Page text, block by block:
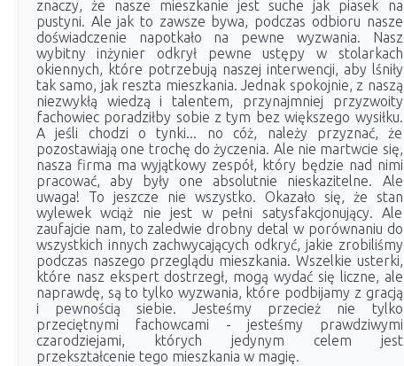
znaczy, że nasze mieszkanie jest suche jak piasek na
pustyni. Ale jak to zawsze bywa, podczas odbioru nasze
doświadczenie napotkało na pewne wyzwania. Nasz
wybitny inżynier odkrył pewne ustępy w stolarkach
okiennych, które potrzebują naszej interwencji, aby lśniły
tak samo, jak reszta mieszkania. Jednak spokojnie, z naszą
niezwykłą wiedzą i talentem, przynajmniej przyzwoity
fachowiec poradziłby sobie z tym bez większego wysiłku.
A jeśli chodzi o tynki... no cóż, należy przyznać, że
pozostawiają one trochę do życzenia. Ale nie martwcie się,
nasza firma ma wyjątkowy zespół, który będzie nad nimi
pracować, aby były one absolutnie nieskazitelne. Ale
uwaga! To jeszcze nie wszystko. Okazało się, że stan
wylewek wciąż nie jest w pełni satysfakcjonujący. Ale
zaufajcie nam, to zaledwie drobny detal w porównaniu do
wszystkich innych zachwycających odkryć, jakie zrobiliśmy
podczas naszego przeglądu mieszkania. Wszelkie usterki,
które nasz ekspert dostrzegł, mogą wydać się liczne, ale
naprawdę, są to tylko wyzwania, które podbijamy z gracją
i pewnością siebie. Jesteśmy przecież nie tylko
przeciętnymi fachowcami - jesteśmy prawdziwymi
czarodziejami, których jedynym celem jest
przekształcenie tego mieszkania w magię.